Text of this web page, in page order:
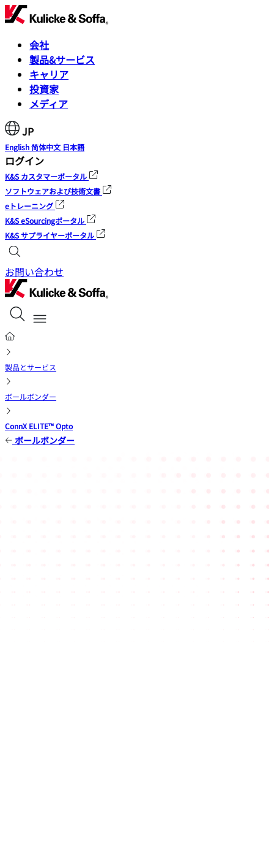
会社
製品&サービス
キャリア
投資家
メディア
JP
English简体中文 日本語
ログイン
K&S カスタマーポータル
ソフトウェアおよび技術文書
eトレーニング
K&S eSourcingポータル
K&S サプライヤーポータル
お問い合わせ
製品とサービス
ボールボンダー
ConnX ELITE™ Opto
ボールボンダー